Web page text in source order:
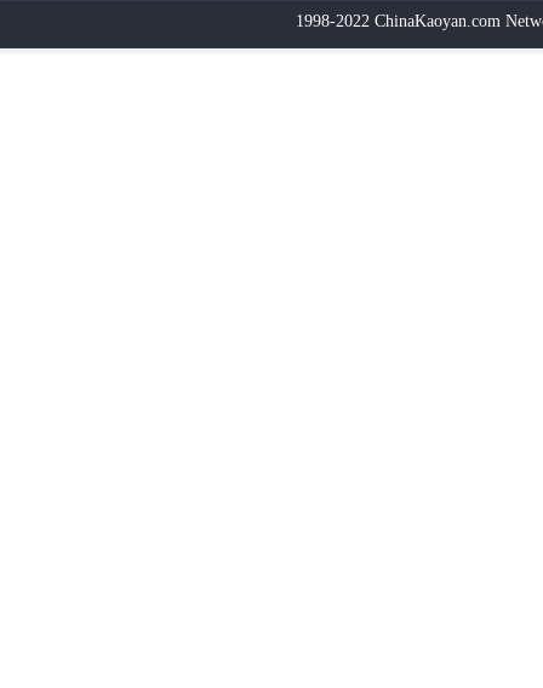
1998-2022 ChinaKaoyan.com